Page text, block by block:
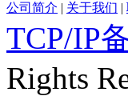
公司简介 | 关于我们 |
TCP/IP
Rights